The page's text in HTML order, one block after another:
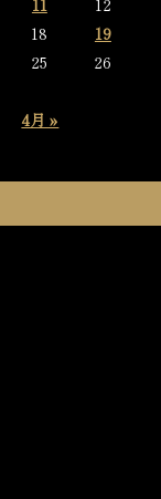
4月 »
11
12
18
19
25
26